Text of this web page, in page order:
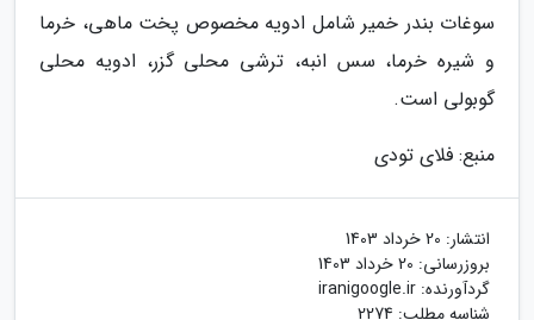
سوغات بندر خمیر شامل ادویه مخصوص پخت ماهی، خرما
و شیره خرما، سس انبه، ترشی محلی گزر، ادویه محلی
گوبولی است.
منبع: فلای تودی
انتشار: 20 خرداد 1403
بروزرسانی: 20 خرداد 1403
گردآورنده: iranigoogle.ir
شناسه مطلب: 2274